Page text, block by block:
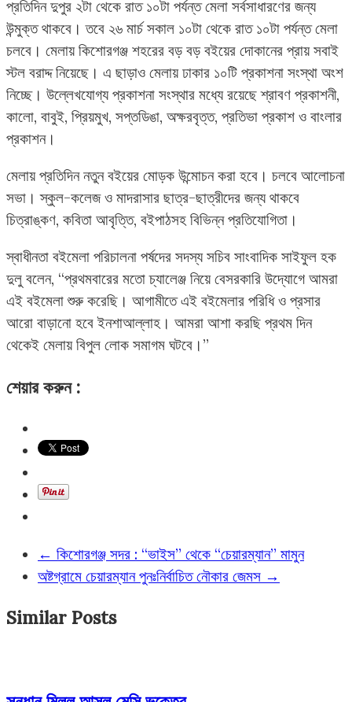
প্রতিদিন দুপুর ২টা থেকে রাত ১০টা পর্যন্ত মেলা সর্বসাধারণের জন্য
উন্মুক্ত থাকবে। তবে ২৬ মার্চ সকাল ১০টা থেকে রাত ১০টা পর্যন্ত মেলা
চলবে। মেলায় কিশোরগঞ্জ শহরের বড় বড় বইয়ের দোকানের প্রায় সবাই
স্টল বরাদ্দ নিয়েছে। এ ছাড়াও মেলায় ঢাকার ১০টি প্রকাশনা সংস্থা অংশ
নিচ্ছে। উল্লেখযোগ্য প্রকাশনা সংস্থার মধ্যে রয়েছে শ্রাবণ প্রকাশনী,
কালো, বাবুই, প্রিয়মুখ, সপ্তডিঙা, অক্ষরবৃত্ত, প্রতিভা প্রকাশ ও বাংলার
প্রকাশন।
মেলায় প্রতিদিন নতুন বইয়ের মোড়ক উন্মোচন করা হবে। চলবে আলোচনা
সভা। স্কুল-কলেজ ও মাদরাসার ছাত্র-ছাত্রীদের জন্য থাকবে
চিত্রাঙ্কণ, কবিতা আবৃত্তি, বইপাঠসহ বিভিন্ন প্রতিযোগিতা।
স্বাধীনতা বইমেলা পরিচালনা পর্ষদের সদস্য সচিব সাংবাদিক সাইফুল হক
দুলু বলেন, “প্রথমবারের মতো চ্যালেঞ্জ নিয়ে বেসরকারি উদ্যোগে আমরা
এই বইমেলা শুরু করেছি। আগামীতে এই বইমেলার পরিধি ও প্রসার
আরো বাড়ানো হবে ইনশাআল্লাহ। আমরা আশা করছি প্রথম দিন
থেকেই মেলায় বিপুল লোক সমাগম ঘটবে।”
শেয়ার করুন :
← কিশোরগঞ্জ সদর : “ভাইস” থেকে “চেয়ারম্যান” মামুন
অষ্টগ্রামে চেয়ারম্যান পুনঃনির্বাচিত নৌকার জেমস →
Similar Posts